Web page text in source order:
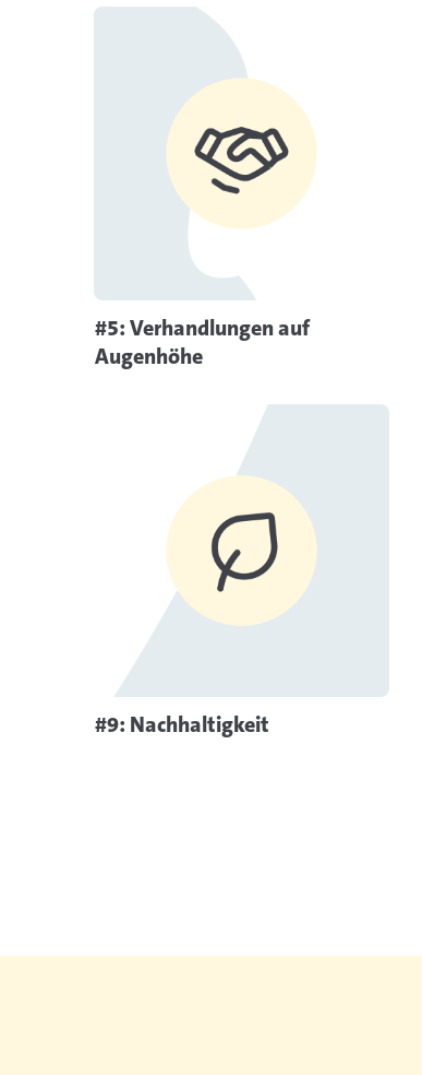
#5: Verhandlungen auf
Augenhöhe
Mehr Informationen
#9: Nachhaltigkeit
Mehr Informationen